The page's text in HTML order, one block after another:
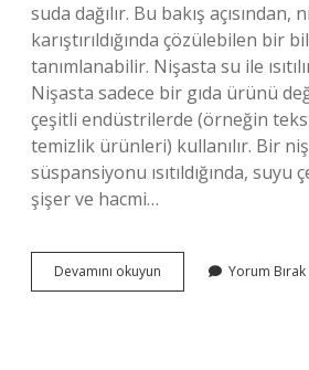
suda dağılır. Bu bakış açısından,
karıştırıldığında çözülebilen bir
tanımlanabilir. Nişasta su ile
Nişasta sadece bir gıda ürünü
çeşitli endüstrilerde (örneğin
temizlik ürünleri) kullanılır. Bir
süspansiyonu ısıtıldığında,
şişer ve hacmi…
Devamını okuyun
Ve
Yorum Bırak